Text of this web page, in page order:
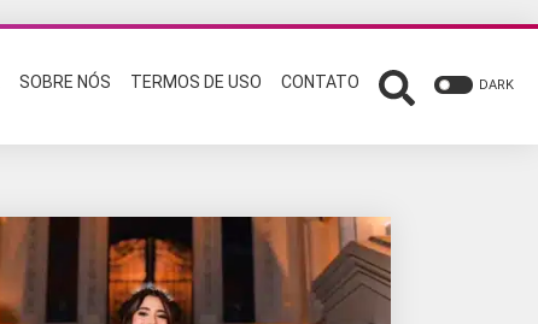
SOBRE NÓS TERMOS DE USO CONTATO DARK